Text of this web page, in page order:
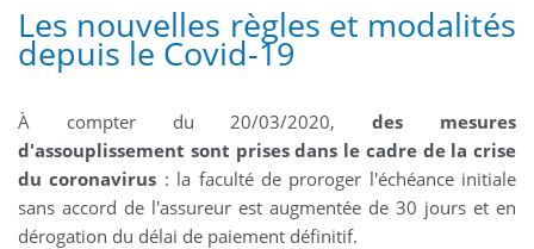
Les nouvelles règles et modalités
depuis le Covid-19
À compter du 20/03/2020,des mesures
d'assouplissement sont prises dans le cadre de la crise
du coronavirus : la faculté de proroger l'échéance initiale
sans accord de l'assureur est augmentée de 30 jours et en
dérogation du délai de paiement définitif.